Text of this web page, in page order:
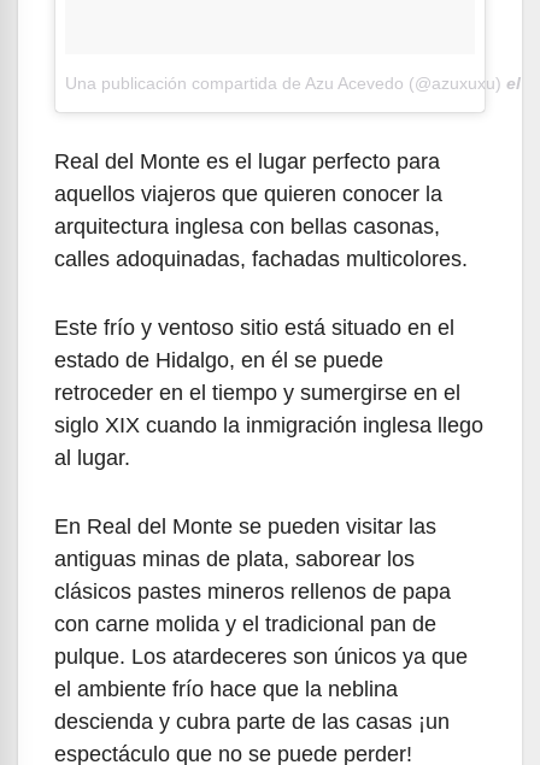
Una publicación compartida de Azu Acevedo (@azuxuxu) el
Real del Monte es el lugar perfecto para
aquellos viajeros que quieren conocer la
arquitectura inglesa con bellas casonas,
calles adoquinadas, fachadas multicolores.
Este frío y ventoso sitio está situado en el
estado de Hidalgo, en él se puede
retroceder en el tiempo y sumergirse en el
siglo XIX cuando la inmigración inglesa llego
al lugar.
En Real del Monte se pueden visitar las
antiguas minas de plata, saborear los
clásicos pastes mineros rellenos de papa
con carne molida y el tradicional pan de
pulque. Los atardeceres son únicos ya que
el ambiente frío hace que la neblina
descienda y cubra parte de las casas ¡un
espectáculo que no se puede perder!